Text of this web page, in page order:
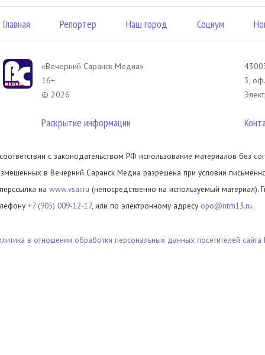
Главная Репортер Наш город Социум
«Вечерний Саранск Mедиа»
16+
© 2026
Раскрытие информации
3,
с законодательством РФ использование материалов без
в Вечерний Саранск Медиа разрешена при условии
на www.vsar.ru (непосредственно на используемый материал).
+7 (905) 009-12-17, или по электронному адресу opo@ntm13.ru.
в отношении обработки персональных данных посетителей